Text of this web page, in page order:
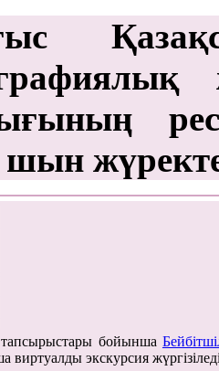
тапсырыстары бойынша
виртуалды экскурсия